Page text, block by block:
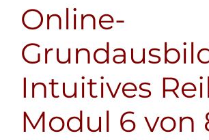
Online-
Intuitives
Modul 6 von